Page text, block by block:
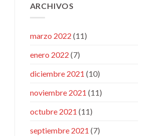
ARCHIVOS
marzo 2022 (11)
enero 2022 (7)
diciembre 2021 (10)
noviembre 2021 (11)
octubre 2021 (11)
septiembre 2021 (7)